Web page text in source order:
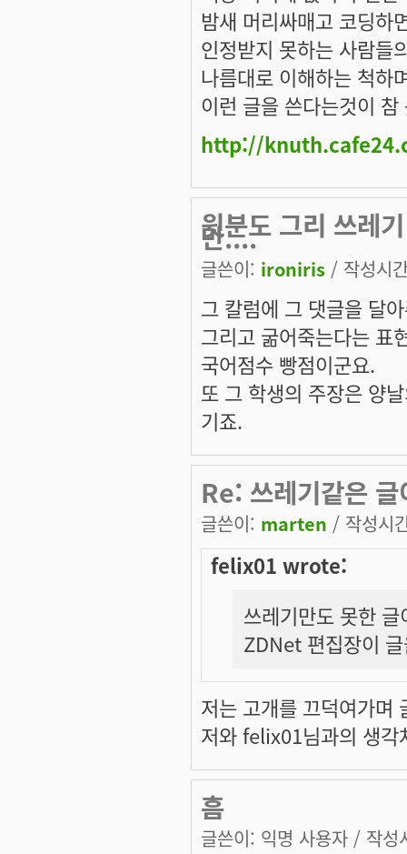
밤새 머리싸매고 코딩하
인정받지 못하는 사람들
나름대로 이해하는 척하
이런 글을 쓴다는것이
http://
윗분도 그리 쓰레
만....
글쓴이: ironiris / 작성시
그 칼럼에 그 댓글을 달
그리고 굶어죽는다는 표
국어점수 빵점이군요.
또 그 학생의 주장은 양
기죠.
Re: 쓰레기같은
글쓴이: marten / 작성시
felix01 wrote:
쓰레기만도 못한
ZDNet 편집장이
저는 고개를 끄덕여가며
저와 felix01님과의 생각
흠
글쓴이: 익명 사용자 / 작성